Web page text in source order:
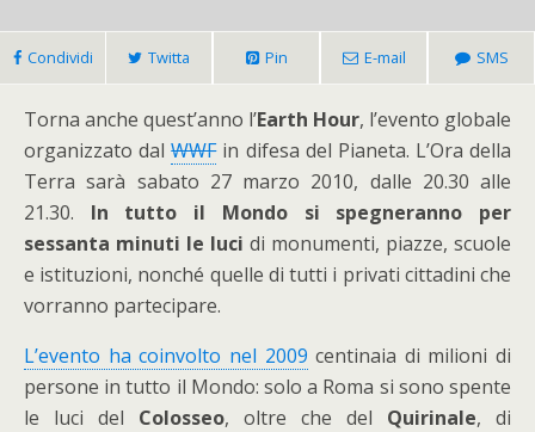
Condividi Twitta Pin E-mail SMS
Torna anche quest’anno l’Earth Hour, l’evento globale
organizzato dalWWFin difesa del Pianeta. L’Ora della
Terra sarà sabato 27 marzo 2010, dalle 20.30 alle
21.30. In tutto il Mondo si spegneranno per
sessanta minuti le luci di monumenti, piazze, scuole
e istituzioni, nonché quelle di tutti i privati cittadini che
vorranno partecipare.
L’evento ha coinvolto nel 2009 centinaia di milioni di
persone in tutto il Mondo: solo a Roma si sono spente
le luci del Colosseo, oltre che del Quirinale, di